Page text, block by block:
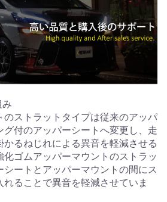
み
のストラットタイプは従来のアッパ
グ付のアッパーシートへ変更し、走
るねじれによる異音を軽減させる
化ゴムアッパーマウントのストラッ
シートとアッパーマウントの間にス
ることで異音を軽減させていま